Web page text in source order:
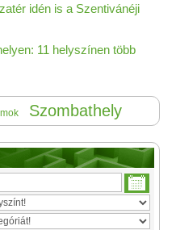
idén is a Szentivánéji
11 helyszínen több
Szombathely